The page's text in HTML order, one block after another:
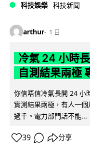
科技娛樂 科技新聞
arthur 1 日
冷氣 24 小時
自測結果兩極
你信唔信冷氣長開 24 小
實測結果兩極，有人一
過千。電力部門話不能...
39 分享